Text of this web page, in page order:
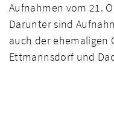
Aufnahmen vom 21.
Darunter sind
auch der ehemaligen
Ettmannsdorf und